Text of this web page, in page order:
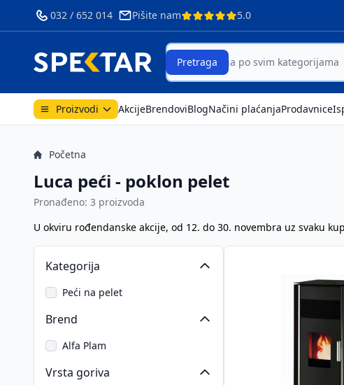
032 / 652 014 Pišite nam 5.0
Search
Pretraga
Proizvodi AkcijeBrendoviBlogNačini plaćanjaProdavnice
Početna
Luca peći - poklon pelet
Pronađeno: 3 proizvoda
U okviru rođendanske akcije, od 12. do 30. novembra uz svaku
Kategorija
Peći na pelet
Brend
Alfa Plam
Vrsta goriva